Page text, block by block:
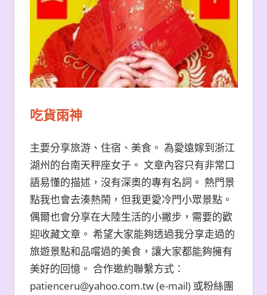
吃貨雨神
主要分享旅游、住宿、美食。 為愛遠嫁到浙江
湖州的台南天秤座女子。 文章內容只有非常口
語易懂的描述，沒有深奧的專有名詞。 熱門景
點我也會去湊熱鬧，但我更愛冷門小眾景點。
偶爾也會分享在大陸生活的小撇步，需要的歡
迎收藏文章。 希望大家能夠透過我分享走過的
旅遊景點和品嚐過的美食，讓大家都能夠擁有
美好的回憶。 合作邀約聯繫方式：
patienceru@yahoo.com.tw (e-mail) 或粉絲團